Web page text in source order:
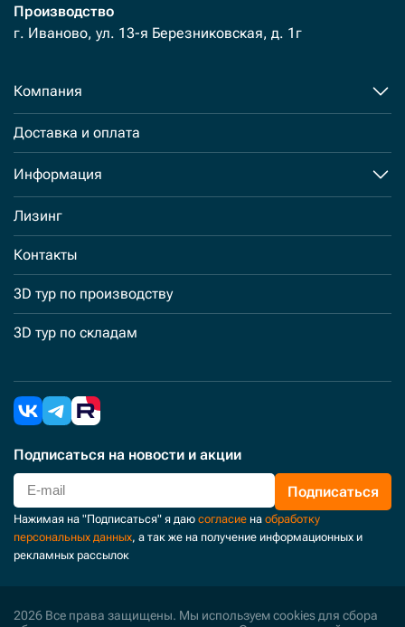
Производство
г. Иваново, ул. 13-я Березниковская, д. 1г
Компания
Доставка и оплата
Информация
Лизинг
Контакты
3D тур по производству
3D тур по складам
Подписаться на новости и акции
Подписаться
Нажимая на "Подписаться" я даю согласие на обработку
персональных данных, а так же на получение информационных и
рекламных рассылок
2026 Все права защищены. Мы используем cookies для сбора